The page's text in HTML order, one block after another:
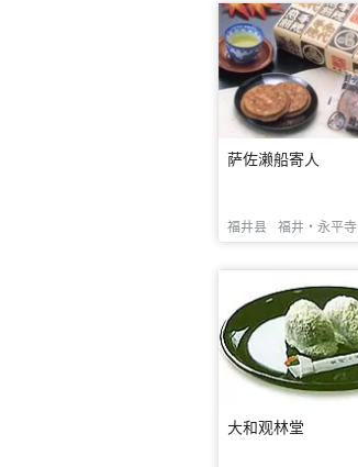
萨佐濑船寄人
福井县 福井・永平寺
大和观林堂